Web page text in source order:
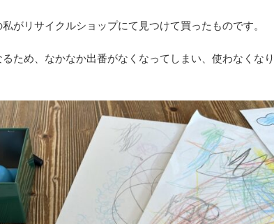
がリサイクルショップにて見つけて買ったものです。
ため、なかなか出番がなくなってしまい、使わなくなり